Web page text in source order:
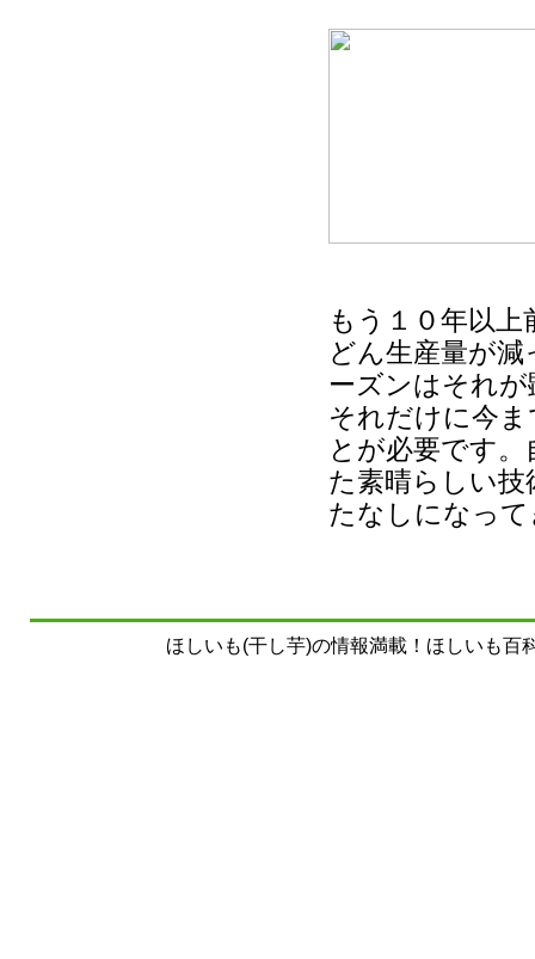
もう１０年以
どん生産量が
ーズンはそれ
それだけに今
とが必要です
た素晴らしい
たなしになっ
ほしいも(干し芋)の情報満載！ほしいも